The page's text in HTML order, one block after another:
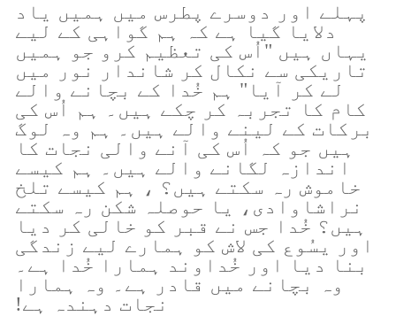
پہلے اور دوسرے پطرس میں ہمیں یاد
دلایا گیا ہے کہ ہم گواہی کے لیے
یہاں ہیں "اُس کی تعظیم کرو جو ہمیں
تاریکی سے نکال کر شاندار نور میں
لے کر آیا" ہم خُدا کے بچانے والے
کام کا تجربہ کر چکے ہیں۔ ہم اُس کی
برکات کے لینے والے ہیں۔ ہم وہ لوگ
ہیں جو کہ اُس کی آنے والی نجات کا
اندازہ لگانے والے ہیں۔ ہم کیسے
خاموش رہ سکتے ہیں؟ ، ہم کیسے تلخ
نراشاوادی، یا حوصلہ شکن رہ سکتے
ہیں؟ خُدا جس نے قبر کو خالی کر دیا
اور یسُوع کی لاش کو ہمارے لیے زندگی
بنا دیا اور خُداوند ہمارا خُدا ہے۔
وہ بچانے میں قادر ہے۔ وہ ہمارا
نجات دہندہ ہے!